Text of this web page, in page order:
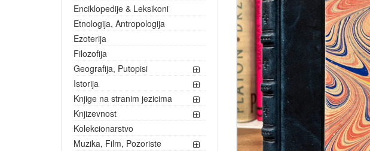
Enciklopedije & Leksikoni
Etnologija, Antropologija
Ezoterija
Filozofija
Geografija, Putopisi
Istorija
Knjige na stranim jezicima
Knjizevnost
Kolekcionarstvo
Muzika, Film, Pozoriste